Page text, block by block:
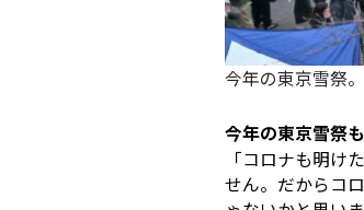
今年の東京雪祭
――今年の東京雪
「コロナも明け
せん。だからコ